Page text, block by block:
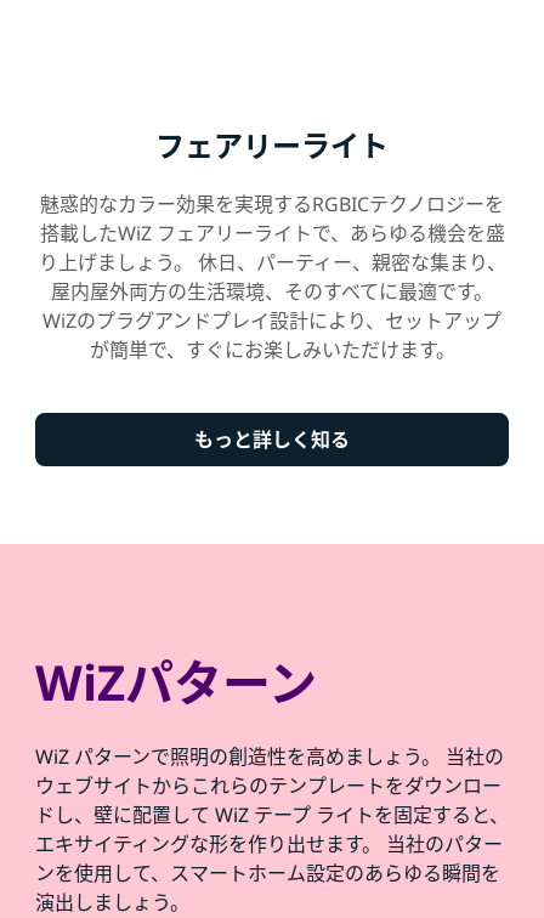
フェアリーライト
魅惑的なカラー効果を実現するRGBICテクノロジーを
搭載したWiZ フェアリーライトで、あらゆる機会を盛
り上げましょう。 休日、パーティー、親密な集まり、
屋内屋外両方の生活環境、そのすべてに最適です。
WiZのプラグアンドプレイ設計により、セットアップ
が簡単で、すぐにお楽しみいただけます。
もっと詳しく知る
WiZパターン
WiZ パターンで照明の創造性を高めましょう。 当社の
ウェブサイトからこれらのテンプレートをダウンロー
ドし、壁に配置して WiZ テープ ライトを固定すると、
エキサイティングな形を作り出せます。 当社のパター
ンを使用して、スマートホーム設定のあらゆる瞬間を
演出しましょう。